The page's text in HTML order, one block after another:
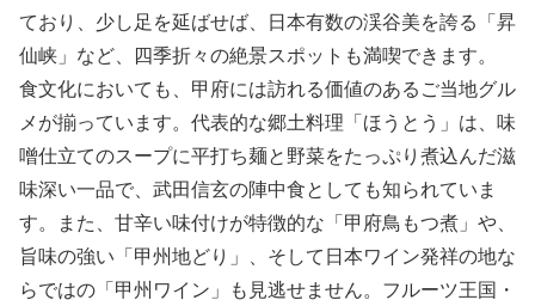
ており、少し足を延ばせば、日本有数の渓谷美を誇る「昇
仙峡」など、四季折々の絶景スポットも満喫できます。
食文化においても、甲府には訪れる価値のあるご当地グル
メが揃っています。代表的な郷土料理「ほうとう」は、味
噌仕立てのスープに平打ち麺と野菜をたっぷり煮込んだ滋
味深い一品で、武田信玄の陣中食としても知られていま
す。また、甘辛い味付けが特徴的な「甲府鳥もつ煮」や、
旨味の強い「甲州地どり」、そして日本ワイン発祥の地な
らではの「甲州ワイン」も見逃せません。フルーツ王国・